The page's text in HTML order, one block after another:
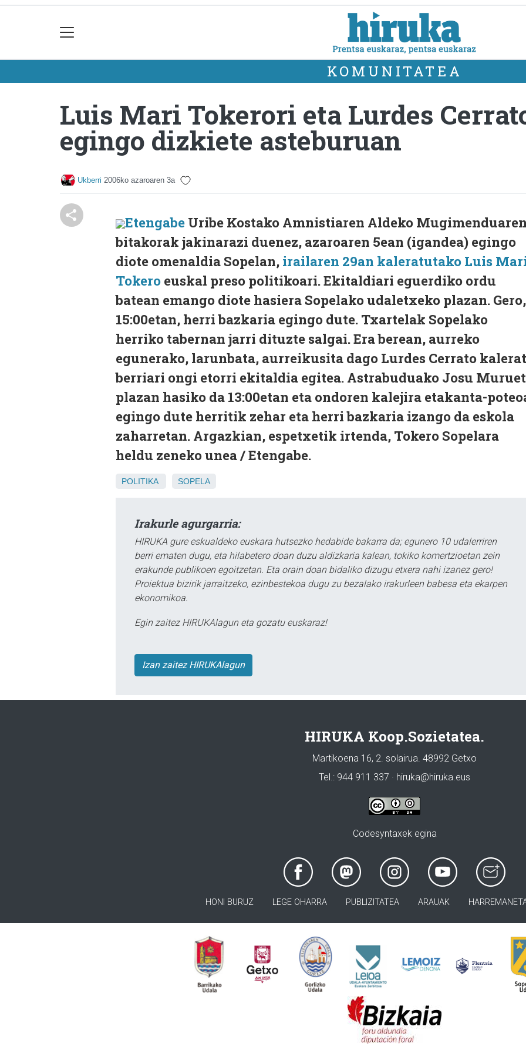
KOMUNITATEA
Luis Mari Tokerori eta Lurdes
egingo dizkiete asteburuan
Ukberri 2006ko azaroaren 3a
Etengabe Uribe Kostako Amnistiaren Aldeko Mugimenduaren
bitakorak jakinarazi duenez, azaroaren 5ean (igandea) egingo
diote omenaldia Sopelan, irailaren 29an kaleratutako Luis
Tokero euskal preso politikoari. Ekitaldiari eguerdiko ordu
batean emango diote hasiera Sopelako udaletxeko plazan. Gero,
15:00etan, herri bazkaria egingo dute. Txartelak Sopelako
herriko tabernan jarri dituzte salgai. Era berean, aurreko
egunerako, larunbata, aurreikusita dago Lurdes Cerrato
berriari ongi etorri ekitaldia egitea. Astrabuduako Josu
plazan hasiko da 13:00etan eta ondoren kalejira etakanta-
egingo dute herritik zehar eta herri bazkaria izango da eskola
zaharretan. Argazkian, espetxetik irtenda, Tokero Sopelara
heldu zeneko unea / Etengabe.
POLITIKA SOPELA
Irakurle agurgarria:
HIRUKA gure eskualdeko euskara hutsezko hedabide bakarra da; egunero 10 udalerriren
berri ematen dugu, eta hilabetero doan duzu aldizkaria kalean, tokiko komertzioetan zein
erakunde publikoen egoitzetan. Eta orain doan bidaliko dizugu etxera nahi izanez gero!
Proiektua bizirik jarraitzeko, ezinbestekoa dugu zu bezalako irakurleen babesa eta ekarpen
ekonomikoa.
Egin zaitez HIRUKAlagun eta gozatu euskaraz!
Izan zaitez HIRUKAlagun
HIRUKA Koop.Sozietatea.
Martikoena 16, 2. solairua. 48992 Getxo
Tel.: 944 911 337 · hiruka@hiruka.eus
Codesyntaxek egina
HONI BURUZ LEGE OHARRA PUBLIZITATEA ARAUAK